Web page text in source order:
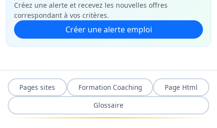
Créez une alerte et recevez les nouvelles offres
correspondant à vos critères.
Créer une alerte emploi
Pages sites Formation Coaching
Page Html
Glossaire